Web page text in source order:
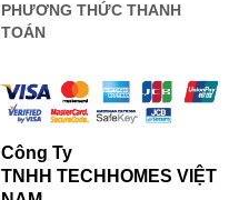
PHƯƠNG THỨC THANH
TOÁN
Công Ty
TNHH TECHHOMES VIỆT